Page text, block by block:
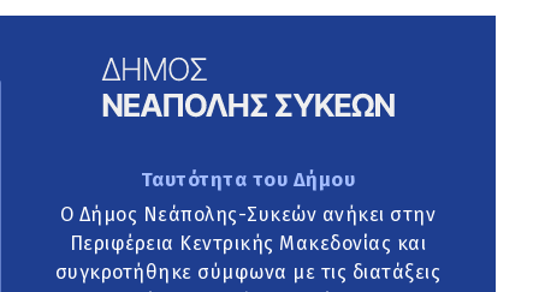
Ταυτότητα του Δήμου
Ο Δήμος Νεάπολης-Συκεών ανήκει στην
Περιφέρεια Κεντρικής Μακεδονίας και
συγκροτήθηκε σύμφωνα με τις διατάξεις